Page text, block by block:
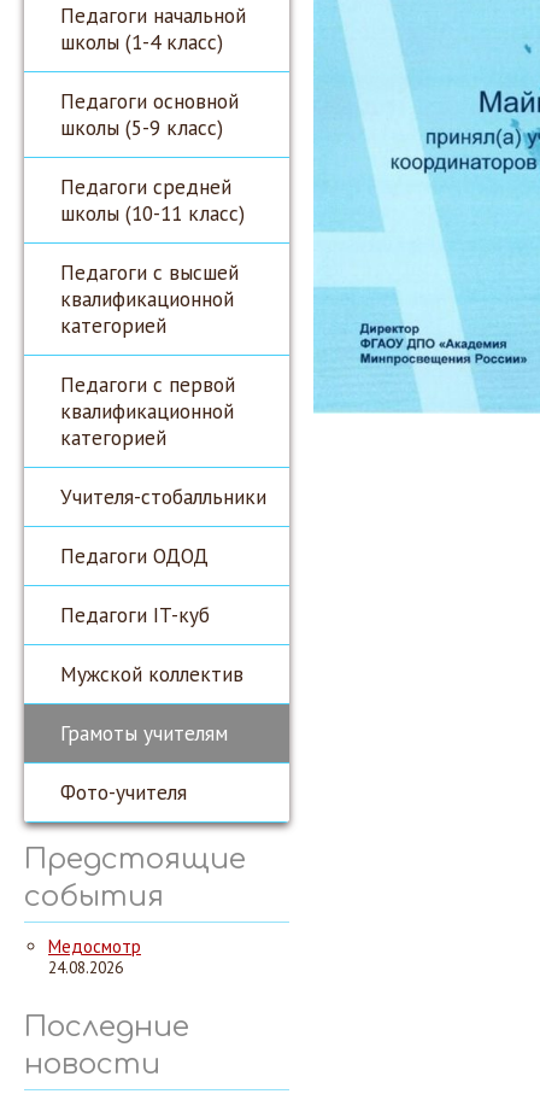
Педагоги начальной
школы (1-4 класс)
Педагоги основной
школы (5-9 класс)
Педагоги средней
школы (10-11 класс)
Педагоги с высшей
квалификационной
категорией
Педагоги с первой
квалификационной
категорией
Учителя-стобалльники
Педагоги ОДОД
Педагоги IT-куб
Мужской коллектив
Грамоты учителям
Фото-учителя
Предстоящие
события
Медосмотр
24.08.2026
Последние
новости